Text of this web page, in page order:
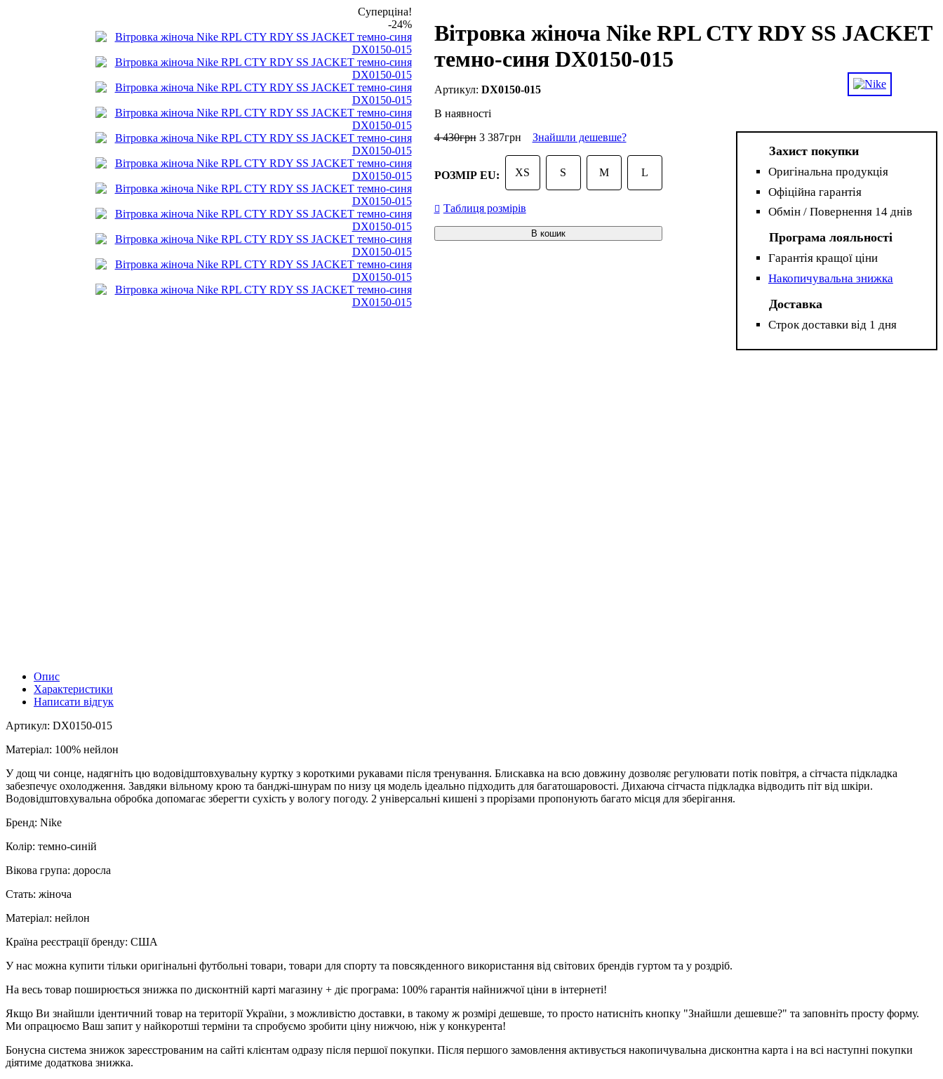
Суперціна!
-24%
Вітровка жіноча Nike RPL CTY RDY SS JACKET
темно-синя DX0150-015
DX0150-015
В наявності
4 430грн 3 387грн Знайшли дешевше?
РОЗМІР EU: XS S M L
Таблиця розмірів
В кошик
Захист покупки
Оригінальна продукція
Офіційна гарантія
Обмін / Повернення 14 днів
Програма лояльності
Гарантія кращої ціни
Накопичувальна знижка
Доставка
Строк доставки від 1 дня
Опис
Характеристики
Написати відгук
Артикул: DX0150-015
Матеріал: 100% нейлон
У дощ чи сонце, надягніть цю водовідштовхувальну куртку з короткими рукавами після тренування. Блискавка на всю довжину дозволяє регулювати потік повітря, а сітчаста підкладка
забезпечує охолодження. Завдяки вільному крою та банджі-шнурам по низу ця модель ідеально підходить для багатошаровості. Дихаюча сітчаста підкладка відводить піт від шкіри.
Водовідштовхувальна обробка допомагає зберегти сухість у вологу погоду. 2 універсальні кишені з прорізами пропонують багато місця для зберігання.
Бренд: Nike
Колір: темно-синій
Вікова група: доросла
Стать: жіноча
Матеріал: нейлон
Країна реєстрації бренду: США
У нас можна купити тільки оригінальні футбольні товари, товари для спорту та повсякденного використання від світових брендів гуртом та у роздріб.
На весь товар поширюється знижка по дисконтній карті магазину + діє програма: 100% гарантія найнижчої ціни в інтернеті!
Якщо Ви знайшли ідентичний товар на території України, з можливістю доставки, в такому ж розмірі дешевше, то просто натисніть кнопку "Знайшли дешевше?" та заповніть просту форму.
Ми опрацюємо Ваш запит у найкоротші терміни та спробуємо зробити ціну нижчою, ніж у конкурента!
Бонусна система знижок зареєстрованим на сайті клієнтам одразу після першої покупки. Після першого замовлення активується накопичувальна дисконтна карта і на всі наступні покупки
діятиме додаткова знижка.